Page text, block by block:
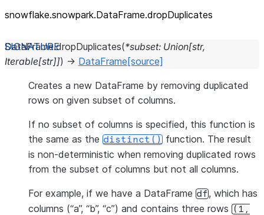
snowflake.snowpark.DataFrame.dropDuplicates
DataFrame.dropDuplicates(*subset: Union[str,
Iterable[str]]) → DataFrame [source]
Creates a new DataFrame by removing duplicated
rows on given subset of columns.
If no subset of columns is specified, this function is
the same as the distinct() function. The result
is non-deterministic when removing duplicated rows
from the subset of columns but not all columns.
For example, if we have a DataFrame df, which has
columns (“a”, “b”, “c”) and contains three rows
(1,